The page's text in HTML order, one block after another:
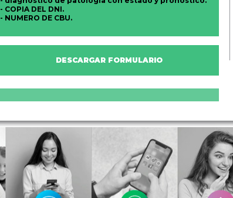
- COPIA DEL DNI.
- NUMERO DE CBU.
DESCARGAR FORMULARIO